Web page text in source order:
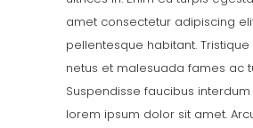
amet consectetur adipiscing
pellentesque habitant.
netus et malesuada fames ac
Suspendisse faucibus
lorem ipsum dolor sit amet.